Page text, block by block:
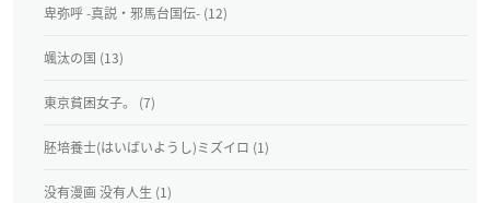
卑弥呼 -真説・邪馬台国伝- (12)
颯汰の国 (13)
東京貧困女子。 (7)
胚培養士(はいばいようし)ミズイロ (1)
没有漫画 没有人生 (1)